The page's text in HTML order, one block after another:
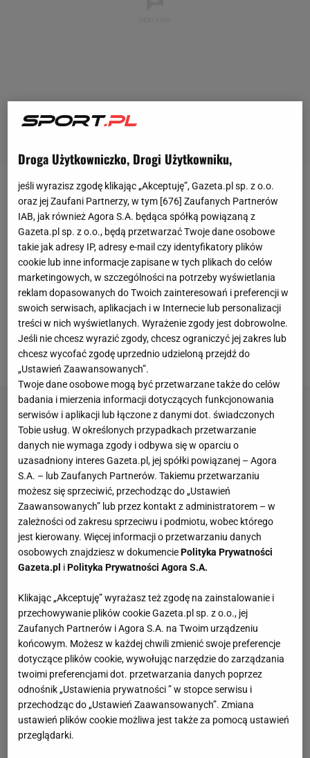
Kapitalna gratka dla fanów CS:GO, a zarazem okazja,
by zrobić coś dobrego charytatywnie. Natus Vincere
przy współpracy z prezydentemUkrainy
Wołodymyrem Zełeńskim zorganizuje specjalny
turniej, w którym udział wezmą najlepsi gracze
Counter-Strike'a. Obowiązywać będą nieszablonowe
zasady, askładyzostaną wymieszane. Liczy się cel -
zbierane będą pieniądze na wyposażenie
ukraińskich szpitali.
Droga Użytkowniczko, Drogi Użytkowniku,
jeśli wyrazisz zgodę klikając „Akceptuję”, Gazeta.pl sp. z o.o.
oraz jej Zaufani Partnerzy, w tym [676] Zaufanych Partnerów
IAB, jak również Agora S.A. będąca spółką powiązaną z
Gazeta.pl sp. z o.o., będą przetwarzać Twoje dane osobowe
takie jak adresy IP, adresy e-mail czy identyfikatory plików
cookie lub inne informacje zapisane w tych plikach do celów
marketingowych, w szczególności na potrzeby wyświetlania
reklam dopasowanych do Twoich zainteresowań i preferencji w
swoich serwisach, aplikacjach i w Internecie lub personalizacji
treści w nich wyświetlanych. Wyrażenie zgody jest dobrowolne.
Jeśli nie chcesz wyrazić zgody, chcesz ograniczyć jej zakres lub
chcesz wycofać zgodę uprzednio udzieloną przejdź do
„Ustawień Zaawansowanych”.
Twoje dane osobowe mogą być przetwarzane także do celów
badania i mierzenia informacji dotyczących funkcjonowania
serwisów i aplikacji lub łączone z danymi dot. świadczonych
Tobie usług. W określonych przypadkach przetwarzanie
danych nie wymaga zgody i odbywa się w oparciu o
uzasadniony interes Gazeta.pl, jej spółki powiązanej – Agora
S.A. – lub Zaufanych Partnerów. Takiemu przetwarzaniu
możesz się sprzeciwić, przechodząc do „Ustawień
Zaawansowanych” lub przez kontakt z administratorem – w
zależności od zakresu sprzeciwu i podmiotu, wobec którego
jest kierowany. Więcej informacji o przetwarzaniu danych
osobowych znajdziesz w dokumenciePolityka Prywatności
Gazeta.pl iPolityka Prywatności Agora S.A.
Klikając „Akceptuję” wyrażasz też zgodę na zainstalowanie i
przechowywanie plików cookie Gazeta.pl sp. z o.o., jej
Zaufanych Partnerów i Agora S.A. na Twoim urządzeniu
końcowym. Możesz w każdej chwili zmienić swoje preferencje
dotyczące plików cookie, wywołując narzędzie do zarządzania
twoimi preferencjami dot. przetwarzania danych poprzez
odnośnik „Ustawienia prywatności ” w stopce serwisu i
przechodząc do „Ustawień Zaawansowanych”. Zmiana
ustawień plików cookie możliwa jest także za pomocą ustawień
przeglądarki.